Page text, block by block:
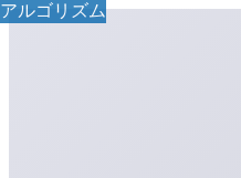
アルゴリズム